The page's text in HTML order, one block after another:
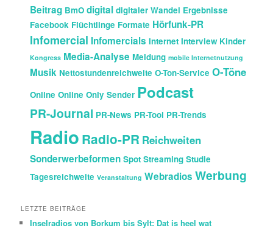
Beitrag BmO digital digitaler Wandel Ergebnisse
Facebook Flüchtlinge Formate Hörfunk-PR
Infomercial Infomercials Internet Interview Kinder
Kongress Media-Analyse Meldung mobile Internetnutzung
Musik Nettostundenreichweite O-Ton-Service O-Töne
Online Online Only Sender Podcast
PR-Journal PR-News PR-Tool PR-Trends
Radio Radio-PR Reichweiten
Sonderwerbeformen Spot Streaming Studie
Tagesreichweite Veranstaltung Webradios Werbung
LETZTE BEITRÄGE
Inselradios von Borkum bis Sylt: Dat is heel wat